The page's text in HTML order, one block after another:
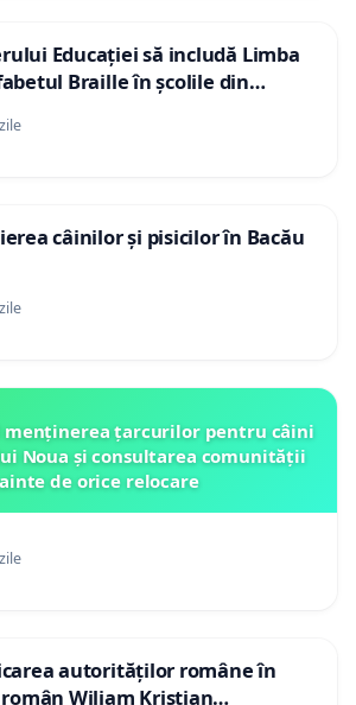
Educației să includă Limba
Braille în școlile din
câinilor și pisicilor în Bacău
menținerea țarcurilor pentru câini
Noua și consultarea comunității
de orice relocare
autorităților române în
Wiliam Kristian